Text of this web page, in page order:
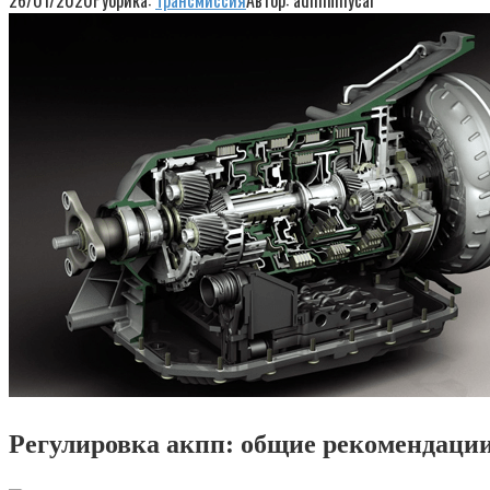
Регулировка акпп: общие